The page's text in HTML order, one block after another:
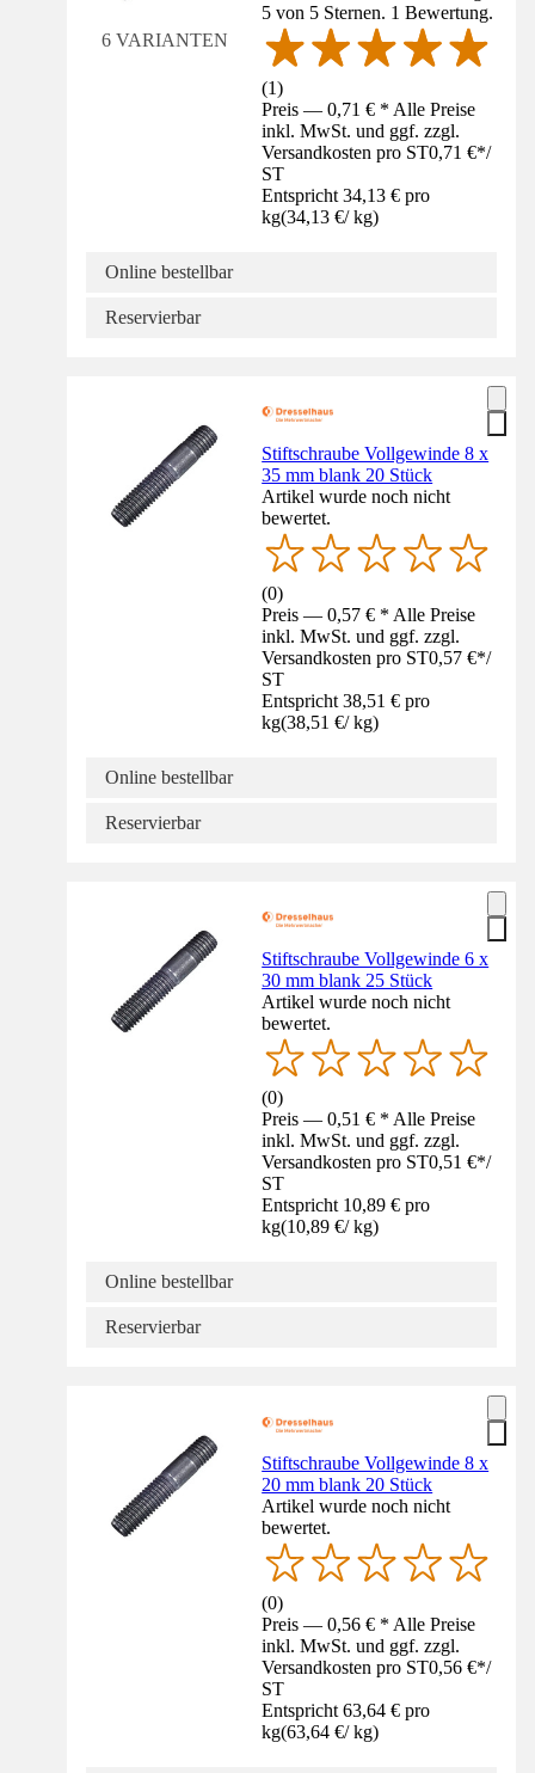
6 VARIANTEN
5 von 5 Sternen. 1 Bewertung.
(1)
Preis — 0,71 € * Alle Preise
inkl. MwSt. und ggf. zzgl.
Versandkosten pro ST0,71 €*/
ST
Entspricht 34,13 € pro
kg(34,13 €/ kg)
Online bestellbar
Reservierbar
Stiftschraube Vollgewinde 8 x
35 mm blank 20 Stück
Artikel wurde noch nicht
bewertet.
(0)
Preis — 0,57 € * Alle Preise
inkl. MwSt. und ggf. zzgl.
Versandkosten pro ST0,57 €*/
ST
Entspricht 38,51 € pro
kg(38,51 €/ kg)
Online bestellbar
Reservierbar
Stiftschraube Vollgewinde 6 x
30 mm blank 25 Stück
Artikel wurde noch nicht
bewertet.
(0)
Preis — 0,51 € * Alle Preise
inkl. MwSt. und ggf. zzgl.
Versandkosten pro ST0,51 €*/
ST
Entspricht 10,89 € pro
kg(10,89 €/ kg)
Online bestellbar
Reservierbar
Stiftschraube Vollgewinde 8 x
20 mm blank 20 Stück
Artikel wurde noch nicht
bewertet.
(0)
Preis — 0,56 € * Alle Preise
inkl. MwSt. und ggf. zzgl.
Versandkosten pro ST0,56 €*/
ST
Entspricht 63,64 € pro
kg(63,64 €/ kg)